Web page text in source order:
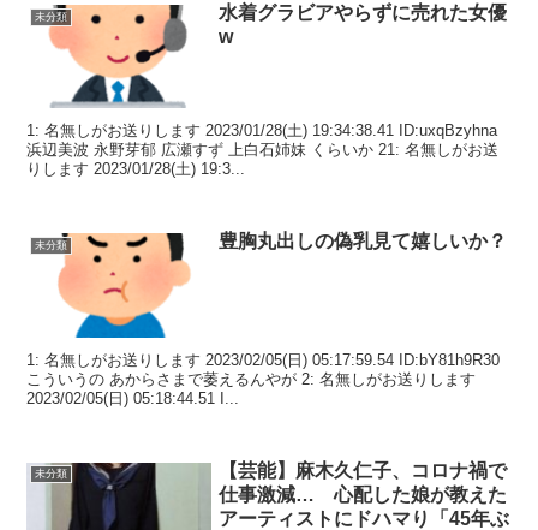
未分類
水着グラビアやらずに売れた女優
w
1: 名無しがお送りします 2023/01/28(土) 19:34:38.41 ID:uxqBzyhna
浜辺美波 永野芽郁 広瀬すず 上白石姉妹 くらいか 21: 名無しがお送
りします 2023/01/28(土) 19:3...
未分類 豊胸丸出しの偽乳見て嬉しいか？
1: 名無しがお送りします 2023/02/05(日) 05:17:59.54 ID:bY81h9R30
こういうの あからさまで萎えるんやが 2: 名無しがお送りします
2023/02/05(日) 05:18:44.51 I...
未分類
【芸能】麻木久仁子、コロナ禍で
仕事激減… 心配した娘が教えた
アーティストにドハマり「45年ぶ